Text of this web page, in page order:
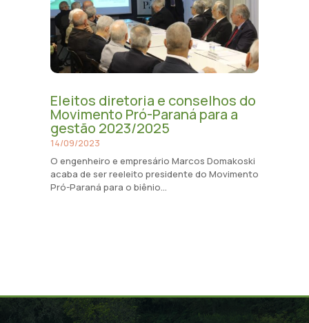
Eleitos diretoria e conselhos do
Movimento Pró-Paraná para a
gestão 2023/2025
14/09/2023
O engenheiro e empresário Marcos Domakoski
acaba de ser reeleito presidente do Movimento
Pró-Paraná para o biênio...